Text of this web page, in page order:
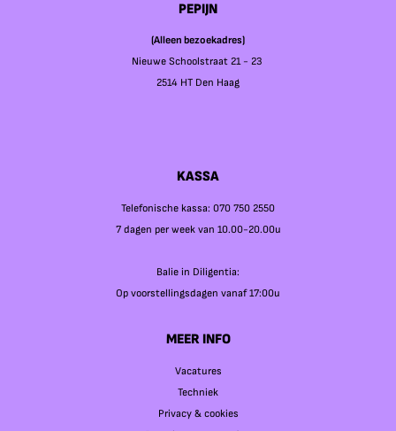
PEPIJN
(Alleen bezoekadres)
Nieuwe Schoolstraat 21 - 23
2514 HT Den Haag
KASSA
Telefonische kassa: 070 750 2550
7 dagen per week van 10.00-20.00u
Balie in Diligentia:
Op voorstellingsdagen vanaf 17:00u
MEER INFO
Vacatures
Techniek
Privacy & cookies